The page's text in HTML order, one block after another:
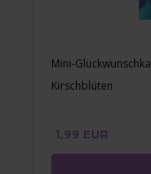
Mini-
Kirschblüten
1,99 EUR